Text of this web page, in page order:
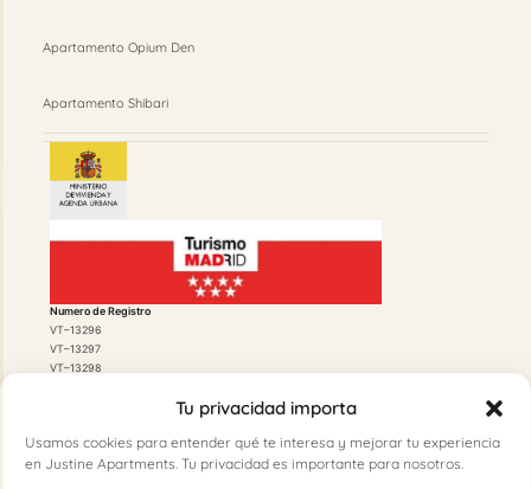
Tu privacidad importa
Usamos cookies para entender qué te interesa y mejorar tu experiencia
en Justine Apartments. Tu privacidad es importante para nosotros.
Apartamento Opium Den
Apartamento Shibari
Numero de Registro
VT–13296
VT–13297
VT–13298